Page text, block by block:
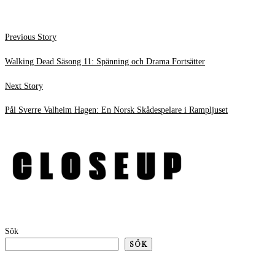
Inläggsnavigering
Previous StoryPrevious
Walking Dead Säsong 11: Spänning och Drama Fortsätter
Next StoryNext
Pål Sverre Valheim Hagen: En Norsk Skådespelare i Rampljuset
Sök
SÖK